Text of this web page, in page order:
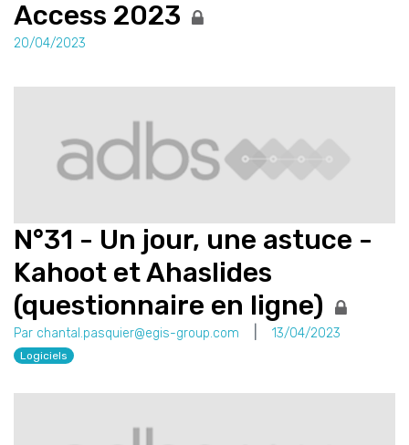
Access 2023
20/04/2023
N°31 - Un jour, une astuce -
Kahoot et Ahaslides
(questionnaire en ligne)
Par chantal.pasquier@egis-group.com 13/04/2023
Logiciels